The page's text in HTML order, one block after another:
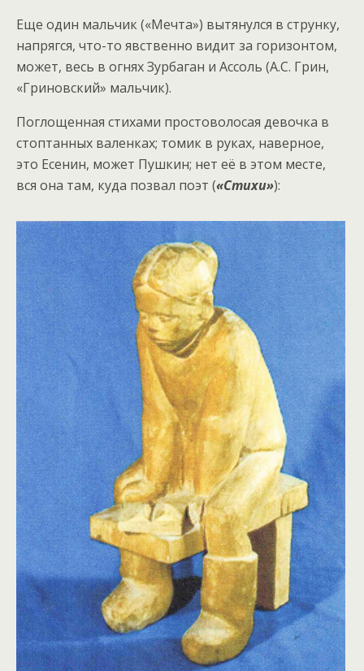
Еще один мальчик («Мечта») вытянулся в струнку,
напрягся, что-то явственно видит за горизонтом,
может, весь в огнях Зурбаган и Ассоль (А.С. Грин,
«Гриновский» мальчик).
Поглощенная стихами простоволосая девочка в
стоптанных валенках; томик в руках, наверное,
это Есенин, может Пушкин; нет её в этом месте,
вся она там, куда позвал поэт («Стихи»):